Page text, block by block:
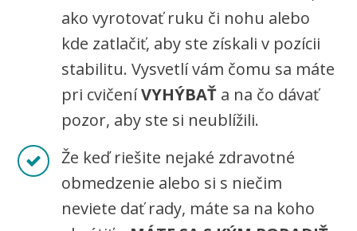
ako vyrotovať ruku či nohu alebo
kde zatlačiť, aby ste získali v pozícii
stabilitu. Vysvetlí vám čomu sa máte
pri cvičeníVYHÝBAŤ a na čo dávať
pozor, aby ste si neublížili.
Že keď riešite nejaké zdravotné
obmedzenie alebo si s niečim
neviete dať rady, máte sa na koho